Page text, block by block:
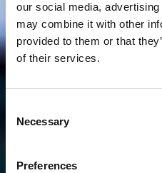
our social media,
may combine it with other
provided to them or that
of their services.
Selection
Necessary
Preferences